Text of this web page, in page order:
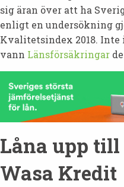
sig äran över att ha
enligt en undersökning
Kvalitetsindex 2018.
vann Länsförsäkringar
Låna upp till
Wasa Kredit